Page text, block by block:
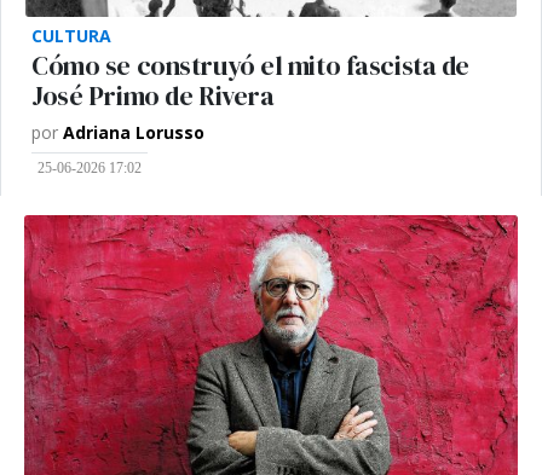
CULTURA
Cómo se construyó el mito fascista de
José Primo de Rivera
por Adriana Lorusso
25-06-2026 17:02